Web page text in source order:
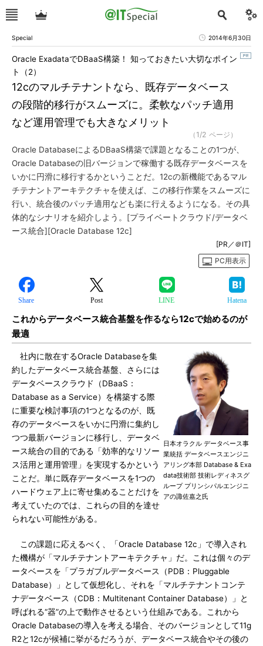
Special 2014年6月30日
12cのマルチテナントなら、既存データベース
の段階的移行がスムーズに。柔軟なパッチ適用
など運用管理でも大きなメリット
Oracle ExadataでDBaaS構築！ 知っておきたい大切なポイン
ト（2）
（1/2 ページ）
Oracle DatabaseによるDBaaS構築で課題となることの1つが、
Oracle Databaseの旧バージョンで稼働する既存データベースを
いかに円滑に移行するかということだ。12cの新機能であるマル
チテナントアーキテクチャを使えば、この移行作業をスムーズに
行い、統合後のパッチ適用なども楽に行えるようになる。その具
体的なシナリオを紹介しよう。[プライベートクラウド/データベ
ース統合][Oracle Database 12c]
[PR／＠IT]
PC用表示
Share Post LINE Hatena
これからデータベース統合基盤を作るなら12cで始めるのが
最適
日本オラクル データベース事
業統括 データベースエンジニ
アリング本部 Database & Exa
data技術部 技術レディネスグ
ループ プリンシパルエンジニ
アの諏佐嘉之氏
社内に散在するOracle Databaseを集
約したデータベース統合基盤、さらには
データベースクラウド（DBaaS：
Database as a Service）を構築する際
に重要な検討事項の1つとなるのが、既
存のデータベースをいかに円滑に集約し
つつ最新バージョンに移行し、データベ
ース統合の目的である「効率的なリソー
ス活用と運用管理」を実現するかという
ことだ。単に既存データベースを1つの
ハードウェア上に寄せ集めることだけを
考えていたのでは、これらの目的を達せ
られない可能性がある。
この課題に応えるべく、「Oracle Database 12c」で導入され
た機構が「マルチテナントアーキテクチャ」だ。これは個々のデ
ータベースを「プラガブルデータベース（PDB：Pluggable
Database）」として仮想化し、それを「マルチテナントコンテ
ナデータベース（CDB：Multitenant Container Database）」と
呼ばれる“器”の上で動作させるという仕組みである。これから
Oracle Databaseの導入を考える場合、そのバージョンとして11g
R2と12cが候補に挙がるだろうが、データベース統合やその後の